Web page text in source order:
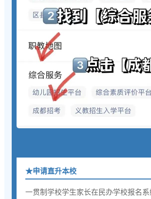
★申请直升本校
一贯制学校学生家长在民办学校报名系